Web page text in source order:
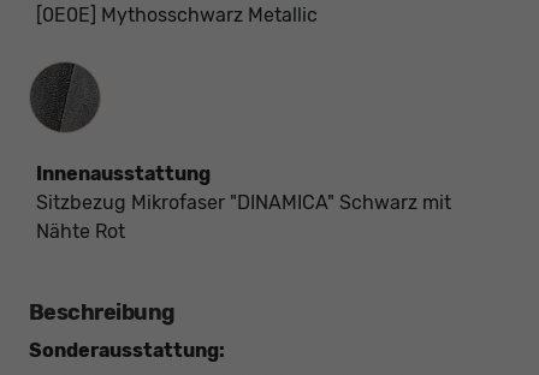
[0E0E] Mythosschwarz Metallic
Innenausstattung
Innenausstattung
Sitzbezug Mikrofaser "DINAMICA" Schwarz mit
Nähte Rot
Beschreibung
Sonderausstattung: